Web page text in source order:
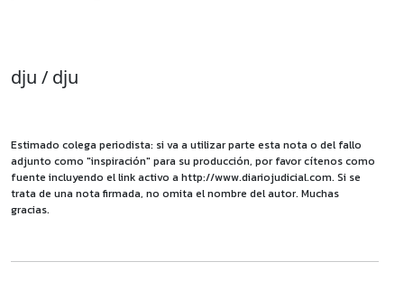
dju / dju
Estimado colega periodista: si va a utilizar parte esta nota o del fallo
adjunto como "inspiración" para su producción, por favor cítenos como
fuente incluyendo el link activo a http://www.diariojudicial.com. Si se
trata de una nota firmada, no omita el nombre del autor. Muchas
gracias.